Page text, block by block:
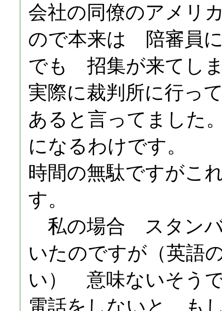
会社の同僚のアメリ
ので本来は 陪審員
でも 招集が来てし
実際に裁判所に行っ
あると言ってまし
になるわけです。
時間の無駄ですがこ
す。
私の場合 スタン
いたのですが（英語
い） 意味ないそう
電話をしないと も